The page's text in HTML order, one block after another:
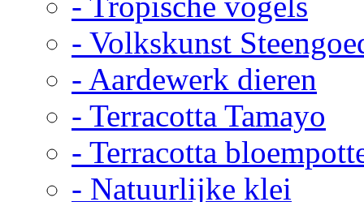
- Volkskunst
- Aardewerk dieren
- Terracotta Tamayo
- Terracotta
- Natuurlijke klei